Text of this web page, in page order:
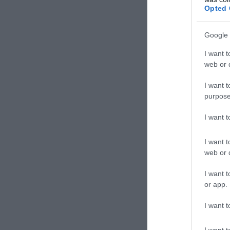
Opted
Google
I want
web or
I want
I want
I want
web or
I want
or app.
I want
ΣΧΟΛΙΑΣΤΕ